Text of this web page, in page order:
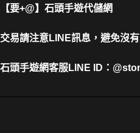
【要+@】 石頭手遊代儲網
交易請注意LINE訊息，避免沒
石頭手遊網客服LINE ID ：